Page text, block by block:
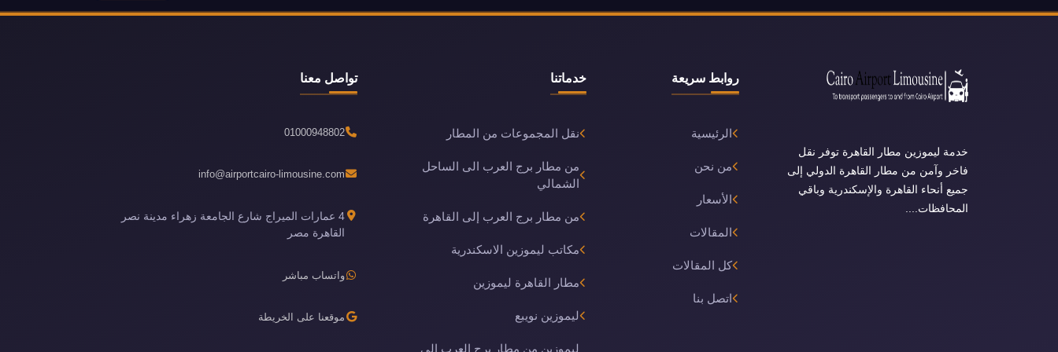
اقرأ المزيد
خدمة ليموزين مطار القاهرة توفر نقل
فاخر وآمن من مطار القاهرة الدولي إلى
جميع أنحاء القاهرة والإسكندرية وباقي
المحافظات....
روابط سريعة
الرئيسية
من نحن
الأسعار
المقالات
كل المقالات
اتصل بنا
خدماتنا
نقل المجموعات من المطار
من مطار برج العرب الى الساحل
الشمالي
من مطار برج العرب إلى القاهرة
مكاتب ليموزين الاسكندرية
مطار القاهرة ليموزين
ليموزين نويبع
ليموزين من مطار برج العرب الى
تواصل معنا
01000948802
info@airportcairo-limousine.com
4 عمارات الميراج شارع الجامعة زهراء مدينة نصر
القاهرة مصر
واتساب مباشر
موقعنا على الخريطة